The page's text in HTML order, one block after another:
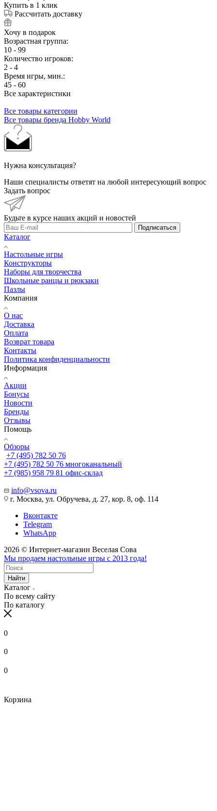
Купить в 1 клик
Рассчитать доставку
Хочу в подарок
Возрастная группа:
10 - 99
Количество игроков:
2 - 4
Время игры, мин.:
45 - 60
Все характеристики
Все товары категории
Все товары бренда Hobby World
Нужна консультация?
Наши специалисты ответят на любой интересующий вопрос
Задать вопрос
Будьте в курсе наших акций и новостей
Подписаться
Каталог
Настольные игры
Конструкторы
Наборы для творчества
Школьные ранцы и рюкзаки
Пазлы
Компания
О нас
Доставка
Оплата
Возврат товара
Контакты
Политика конфиденциальности
Информация
Акции
Бонусы
Новости
Бренды
Отзывы
Помощь
Обзоры
+7 (495) 782 50 76
+7 (495) 782 50 76 многоканальный
+7 (985) 958 79 81 офис-склад
info@vsova.ru
г. Москва, ул. Обручева, д. 27, кор. 8, оф. 114
Вконтакте
Telegram
WhatsApp
2026 © Интернет-магазин Веселая Сова
Мы продаем настольные игры с 2013 года!
Найти
Каталог
По всему сайту
По каталогу
0
0
0
Корзина